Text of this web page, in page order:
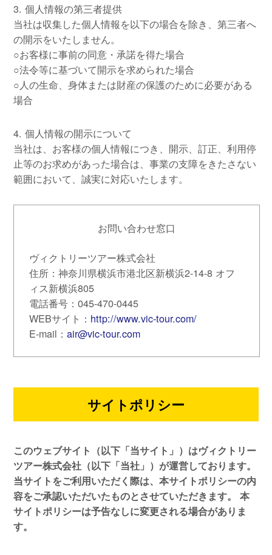
3. 個人情報の第三者提供
当社は収集した個人情報を以下の場合を除き、第三者へ
の開示をいたしません。
○お客様に事前の同意・承諾を得た場合
○法令等に基づいて開示を求められた場合
○人の生命、身体または財産の保護のために必要がある
場合
4. 個人情報の開示について
当社は、お客様の個人情報につき、開示、訂正、利用停
止等のお求めがあった場合は、事業の支障をきたさない
範囲において、誠実に対応いたします。
お問い合わせ窓口
ヴィクトリーツアー株式会社
住所：神奈川県横浜市港北区新横浜2-14-8 オフ
ィス新横浜805
電話番号：045-470-0445
WEBサイト： http://www.vic-tour.com/
E-mail： air@vic-tour.com
サイトポリシー
このウェブサイト（以下「当サイト」）はヴィクトリー
ツアー株式会社（以下「当社」）が運営しております。
当サイトをご利用いただく際は、本サイトポリシーの内
容をご承認いただいたものとさせていただきます。
本
サイトポリシーは予告なしに変更される場合がありま
す。